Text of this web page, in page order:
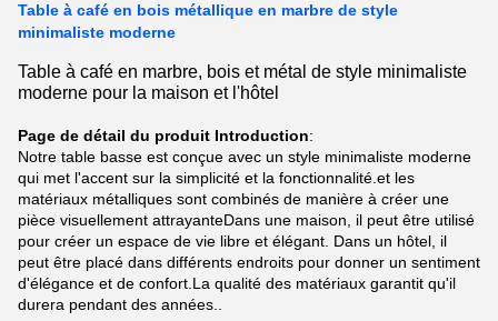
Table à café en bois métallique en marbre de style
minimaliste moderne
Table à café en marbre, bois et métal de style minimaliste
moderne pour la maison et l'hôtel
Page de détail du produit Introduction:
Notre table basse est conçue avec un style minimaliste moderne
qui met l'accent sur la simplicité et la fonctionnalité.et les
matériaux métalliques sont combinés de manière à créer une
pièce visuellement attrayanteDans une maison, il peut être utilisé
pour créer un espace de vie libre et élégant. Dans un hôtel, il
peut être placé dans différents endroits pour donner un sentiment
d'élégance et de confort.La qualité des matériaux garantit qu'il
durera pendant des années..